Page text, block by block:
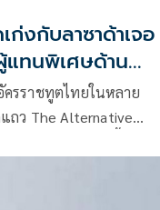
งกับลาซาด้าเจอ
ทนพิเศษด้าน
งรราชทูตไทยในหลาย
ถว The Alternative